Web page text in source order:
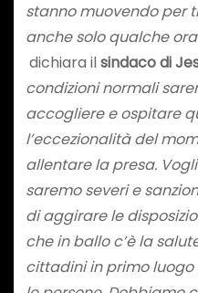
stanno muovendo per
anche solo qualche
dichiara ilsindaco di
condizioni normali
accogliere e ospitare
l’eccezionalità del
allentare la presa.
saremo severi e
di aggirare le
che in ballo c’è la
cittadini in primo